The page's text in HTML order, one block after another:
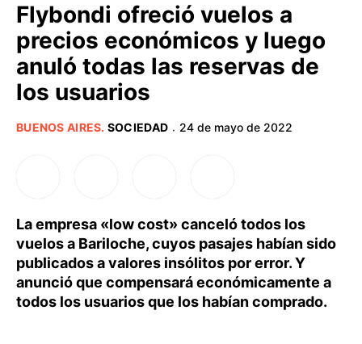
BUENOS AIRES
PROVINCIAS
Flybondi ofreció vuelos a
precios económicos y luego
anuló todas las reservas de
los usuarios
BUENOS AIRES. SOCIEDAD · 24 de mayo de 2022
La empresa «low cost» canceló todos los
vuelos a Bariloche, cuyos pasajes habían sido
publicados a valores insólitos por error. Y
anunció que compensará económicamente a
todos los usuarios que los habían comprado.